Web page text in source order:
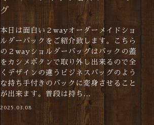
グ
本日は面白い２wayオーダーメイドショ
ルダーバックをご紹介致します。こちら
の２wayショルダーバッグはバックの蓋
をカシメボタンで取り外し出来るので全
くデザインの違うビジネスバッグのよう
な持ち手付きのバックに変身させること
が出来ます。普段は持ち...
2025.03.08